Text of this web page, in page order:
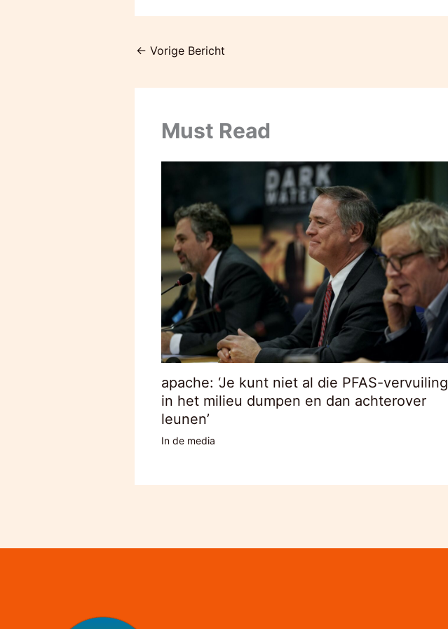
← Vorige Bericht
Must Read
apache: ‘Je kunt niet al die PFAS-vervuiling
in het milieu dumpen en dan achterover
leunen’
In de media